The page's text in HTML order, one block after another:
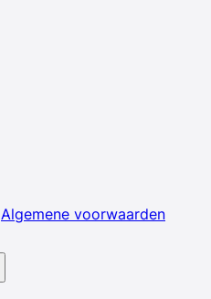
Algemene voorwaarden